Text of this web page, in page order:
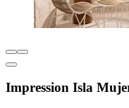
Impression Isla